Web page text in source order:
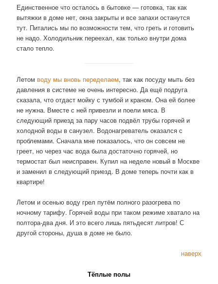
Единственное что осталось в бытовке — готовка, так как
вытяжки в доме нет, окна закрыты и все запахи останутся
тут. Питались мы по возможности тем, что греть и готовить
не надо. Холодильник переехал, как только внутри дома
стало тепло.
Летом воду мы вновь переделаем, так как посуду мыть без
давления в системе не очень интересно. Да ещё подруга
сказала, что отдаст мойку с тумбой и краном. Она ей более
не нужна. Вместе с ней привезли и поели мяса. В
следующий приезд за пару часов подвёл трубы горячей и
холодной воды в санузел. Водонагреватель оказался с
проблемами. Сначала мне показалось, что он совсем не
греет, но через час вода была достаточно горячей, но
термостат был неисправен. Купил на неделе новый в Москве
и заменил в следующий приезд. В доме теперь почти как в
квартире!
Летом и осенью воду грел путём полного разогрева по
ночному тарифу. Горячей воды при таком режиме хватало на
полтора-два дня. И это всего лишь пятьдесят литров! С
другой стороны, душа в доме не было.
наверх
Тёплые полы